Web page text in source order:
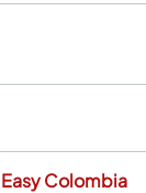
Easy Colombia